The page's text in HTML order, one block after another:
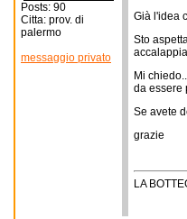
Posts: 90
Citta: prov. di
palermo
messaggio privato
Già l'idea
Sto
Mi
da essere
Se avete
grazie
LA